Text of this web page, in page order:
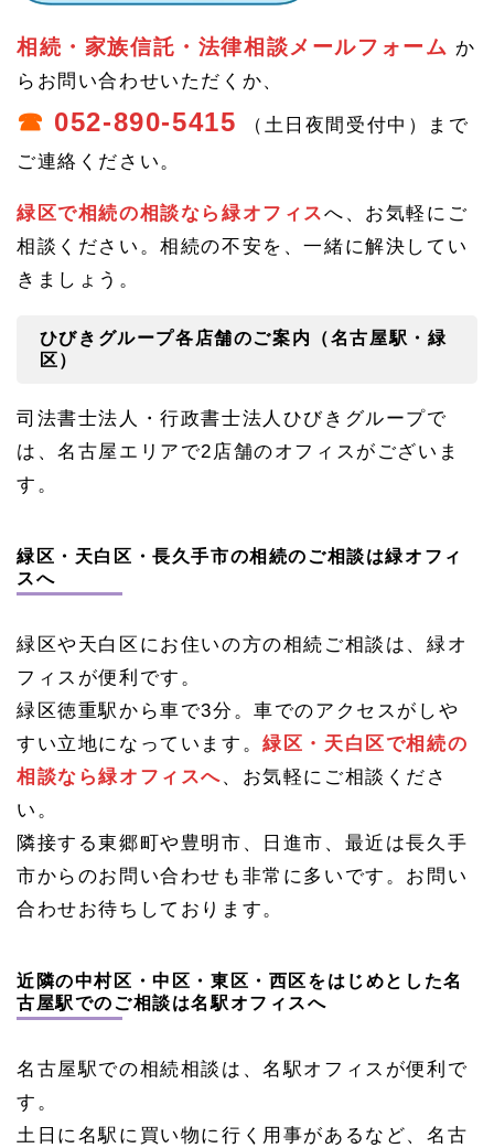
組み
1.
1.
家族
の注
項
1.
8
相続
知症
信託
のご
相談
へ
相続・家族信託・法律相談メールフォーム か
らお問い合わせいただくか、
☎ 052-890-5415 （土日夜間受付中）まで
ご連絡ください。
緑区で相続の相談なら緑オフィスへ、お気軽にご
相談ください。相続の不安を、一緒に解決してい
きましょう。
ひびきグループ各店舗のご案内（名古屋駅・緑
区）
司法書士法人・行政書士法人ひびきグループで
は、名古屋エリアで2店舗のオフィスがございま
す。
緑区・天白区・長久手市の相続のご相談は緑オフィ
スへ
緑区や天白区にお住いの方の相続ご相談は、緑オ
フィスが便利です。
緑区徳重駅から車で3分。車でのアクセスがしや
すい立地になっています。緑区・天白区で相続の
相談なら緑オフィスへ、お気軽にご相談くださ
い。
隣接する東郷町や豊明市、日進市、最近は長久手
市からのお問い合わせも非常に多いです。お問い
合わせお待ちしております。
近隣の中村区・中区・東区・西区をはじめとした名
古屋駅でのご相談は名駅オフィスへ
名古屋駅での相続相談は、名駅オフィスが便利で
す。
土日に名駅に買い物に行く用事があるなど、名古